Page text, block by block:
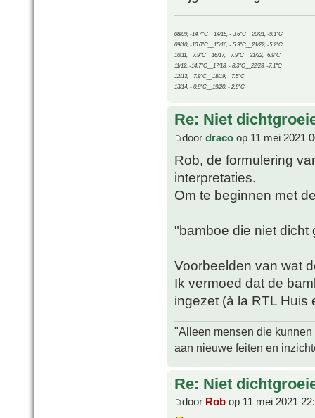
08/09, -14.7°C__14/15, - 3.6°C__20/21, -9.1°C
09/10, -10.0°C__15/16, - 5.9°C__21/22, -5.2°C
10/11, - 7.9°C__16/17, - 7.9°C__21/22, -6.9°C
11/12, -14.7°C__17/18, - 8.3°C__22/23, -7.1°C
12/13, - 7.9°C__18/19, - 7.5°C
13/14, - 0.8°C__19/20, - 2.8°C
Re: Niet
door draco op 11 mei 2021
Rob, de formulering
interpretaties.
Om te beginnen met
"bamboe die niet dicht
Voorbeelden van wat
Ik vermoed dat de
ingezet (à la RTL Huis
"Alleen mensen die
aan nieuwe feiten en
Re: Niet
door Rob op 11 mei 2021